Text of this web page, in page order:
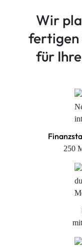
Wir
fertigen
für
250